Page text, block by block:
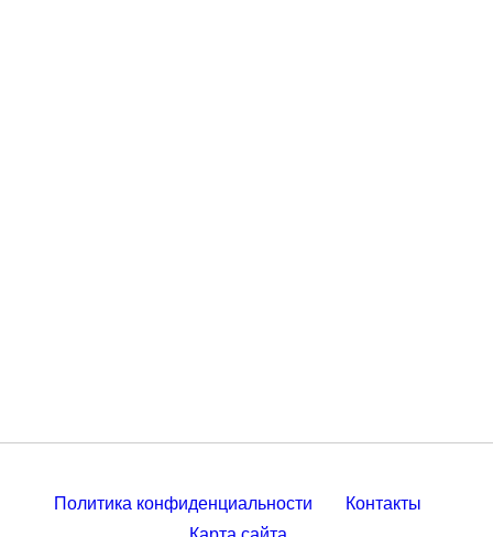
Политика конфиденциальности
Контакты